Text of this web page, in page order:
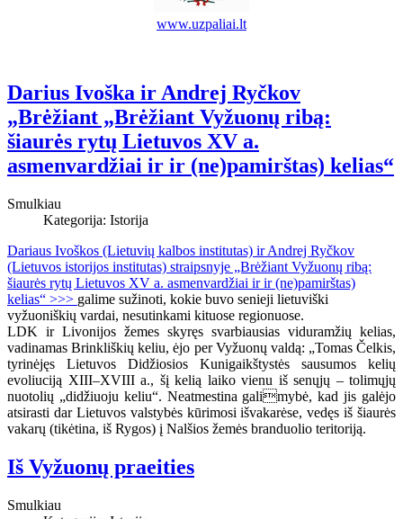
www.uzpaliai.lt
Darius Ivoška ir Andrej Ryčkov
„Brėžiant „Brėžiant Vyžuonų ribą:
šiaurės rytų Lietuvos XV a.
asmenvardžiai ir ir (ne)pamirštas) kelias“
Smulkiau
Kategorija: Istorija
Dariaus Ivoškos (Lietuvių kalbos institutas) ir Andrej Ryčkov
(Lietuvos istorijos institutas) straipsnyje „Brėžiant Vyžuonų ribą:
šiaurės rytų Lietuvos XV a. asmenvardžiai ir ir (ne)pamirštas)
kelias“ >>> galime sužinoti, kokie buvo senieji lietuviški
vyžuoniškių vardai, nesutinkami kituose regionuose.
LDK ir Livonijos žemes skyręs svarbiausias viduramžių kelias,
vadinamas Brinkliškių keliu, ėjo per Vyžuonų valdą: „Tomas Čelkis,
tyrinėjęs Lietuvos Didžiosios Kunigaikštystės sausumos kelių
evoliuciją XIII–XVIII a., šį kelią laiko vienu iš senųjų – tolimųjų
nuotolių „didžiuoju keliu“. Neatmestina galimybė, kad jis galėjo
atsirasti dar Lietuvos valstybės kūrimosi išvakarėse, vedęs iš šiaurės
vakarų (tikėtina, iš Rygos) į Nalšios žemės branduolio teritoriją.
Iš Vyžuonų praeities
Smulkiau